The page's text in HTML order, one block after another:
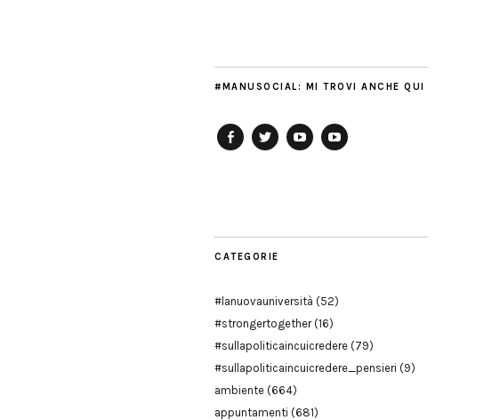
#MANUSOCIAL: MI TROVI ANCHE QUI
CATEGORIE
#lanuovauniversità (52)
#strongertogether(16)
#sullapoliticaincuicredere (79)
#sullapoliticaincuicredere_pensieri (9)
ambiente (664)
appuntamenti (681)